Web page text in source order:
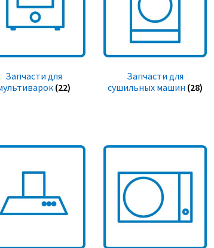
Запчасти для
(22)
Запчасти для
сушильных машин (28)